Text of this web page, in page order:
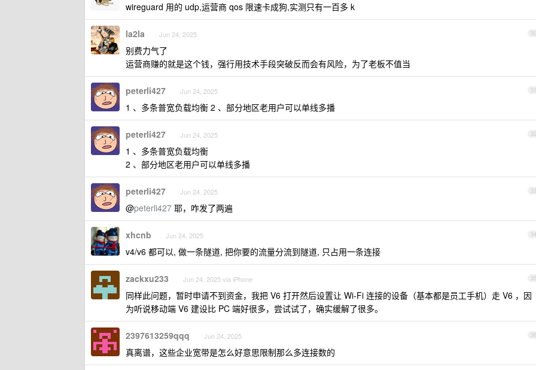
wireguard 用的 udp,运营商 qos 限速卡成狗,实测只有一百多 k
30
la2la Jun 24, 2025
别费力气了
运营商赚的就是这个钱，强行用技术手段突破反而会有风险，为了老板不值当
31
peterli427 Jun 24, 2025
1 、多条普宽负载均衡 2 、部分地区老用户可以单线多播
32
peterli427 Jun 24, 2025
1 、多条普宽负载均衡
2 、部分地区老用户可以单线多播
33
peterli427 Jun 24, 2025
@peterli427 耶，咋发了两遍
34
xhcnb Jun 24, 2025
v4/v6 都可以, 做一条隧道, 把你要的流量分流到隧道, 只占用一条连接
35
zackxu233 Jun 24, 2025 via iPhone
同样此问题，暂时申请不到资金，我把 V6 打开然后设置让 Wi-Fi 连接的设备（基本都是员工手机）走 V6 ，因
为听说移动端 V6 建设比 PC 端好很多，尝试试了，确实缓解了很多。
36
2397613259qqq Jun 24, 2025
真离谱，这些企业宽带是怎么好意思限制那么多连接数的